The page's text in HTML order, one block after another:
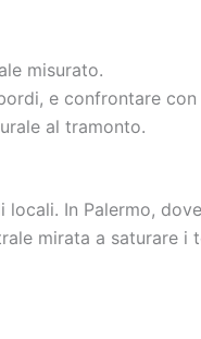
misurato.
e confrontare
al tramonto.
In Palermo,
mirata a saturare i